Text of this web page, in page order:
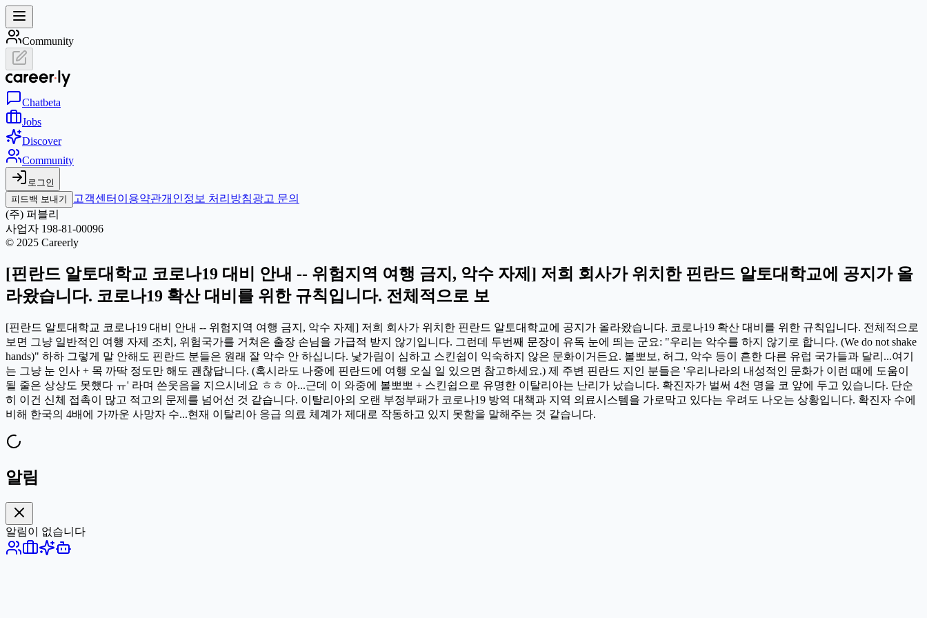
Community
Chatbeta
Jobs
Discover
Community
로그인
피드백 보내기
고객센터 이용약관개인정보 처리방침광고 문의
(주) 퍼블리
사업자 198-81-00096
© 2025 Careerly
[핀란드 알토대학교 코로나19 대비 안내 -- 위험지역 여행 금지, 악수 자제] 저희 회사가 위치한 핀란드 알토대학교에 공지가 올
라왔습니다. 코로나19 확산 대비를 위한 규칙입니다. 전체적으로 보
[핀란드 알토대학교 코로나19 대비 안내 -- 위험지역 여행 금지, 악수 자제] 저희 회사가 위치한 핀란드 알토대학교에 공지가 올라왔습니다. 코로나19 확산 대비를 위한 규칙입니다. 전체적으로
보면 그냥 일반적인 여행 자제 조치, 위험국가를 거쳐온 출장 손님을 가급적 받지 않기입니다. 그런데 두번째 문장이 유독 눈에 띄는 군요: "우리는 악수를 하지 않기로 합니다. (We do not shake
hands)" 하하 그렇게 말 안해도 핀란드 분들은 원래 잘 악수 안 하십니다. 낯가림이 심하고 스킨쉽이 익숙하지 않은 문화이거든요. 볼뽀보, 허그, 악수 등이 흔한 다른 유럽 국가들과 달리...여기
는 그냥 눈 인사 + 목 까딱 정도만 해도 괜찮답니다. (혹시라도 나중에 핀란드에 여행 오실 일 있으면 참고하세요.) 제 주변 핀란드 지인 분들은 '우리나라의 내성적인 문화가 이런 때에 도움이
될 줄은 상상도 못했다 ㅠ' 라며 쓴웃음을 지으시네요 ㅎㅎ 아...근데 이 와중에 볼뽀뽀 + 스킨쉽으로 유명한 이탈리아는 난리가 났습니다. 확진자가 벌써 4천 명을 코 앞에 두고 있습니다. 단순
히 이건 신체 접촉이 많고 적고의 문제를 넘어선 것 같습니다. 이탈리아의 오랜 부정부패가 코로나19 방역 대책과 지역 의료시스템을 가로막고 있다는 우려도 나오는 상황입니다. 확진자 수에
비해 한국의 4배에 가까운 사망자 수...현재 이탈리아 응급 의료 체계가 제대로 작동하고 있지 못함을 말해주는 것 같습니다.
알림
알림이 없습니다